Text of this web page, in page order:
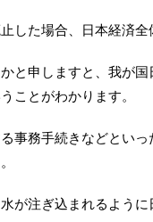
した場合、日本経済
と申しますと、我が
ことがわかります。
事務手続きなどとい
が注ぎ込まれるように